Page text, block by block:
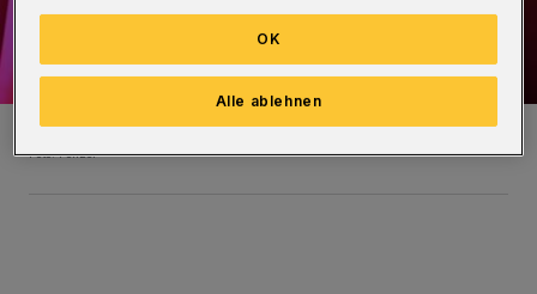
Symbolfoto.
Foto: Polizei
Alle ablehnen
OK